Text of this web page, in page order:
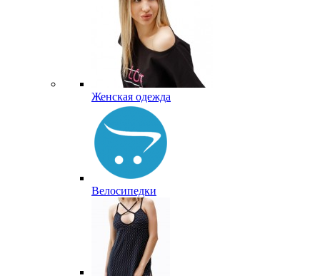
Женская одежда
Велосипедки